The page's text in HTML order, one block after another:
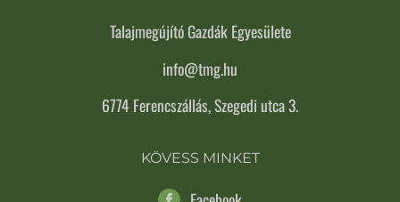
Talajmegújító Gazdák Egyesülete
info@tmg.hu
6774 Ferencszállás, Szegedi utca 3.
KÖVESS MINKET